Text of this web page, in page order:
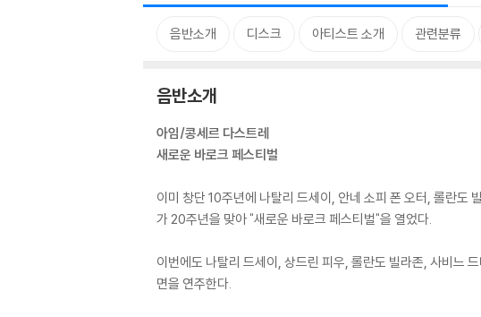
음반소개 디스크 아티스트 소개 관련분류
음반소개
아임/콩세르 다스트레
새로운 바로크 페스티벌
이미 창단 10주년에 나탈리 드세이, 안네 소피 폰 오터, 롤란도
가 20주년을 맞아 "새로운 바로크 페스티벌"을 열었다.
이번에도 나탈리 드세이, 상드린 피우, 롤란도 빌라존, 사비느
면을 연주한다.